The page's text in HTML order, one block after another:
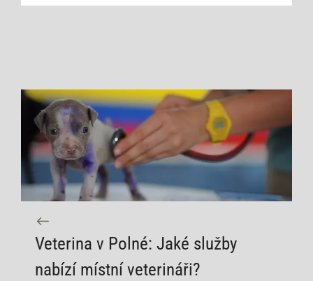
Veterina v Polné: Jaké služby
nabízí místní veterináři?